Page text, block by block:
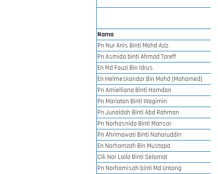
Nama
Pn Nur Anis Binti Mohd Aziz
Pn Asmida binti Ahmad Tareff
En Md Fauzi Bin Idrus
En Helmeskandar Bin Mohd (Mohamed)
Pn Amielliana Binti Hamdan
Pn Mariaton Binti Wagimin
Pn Junaidah Binti Abd Rahman
Pn Norhasnida Binti Mansor
Pn Ahrimawati Binti Naharuddin
En Norhamzah Bin Mustapa
Cik Nor Laila Binti Selamat
Pn Norhamisah binti Md Untong